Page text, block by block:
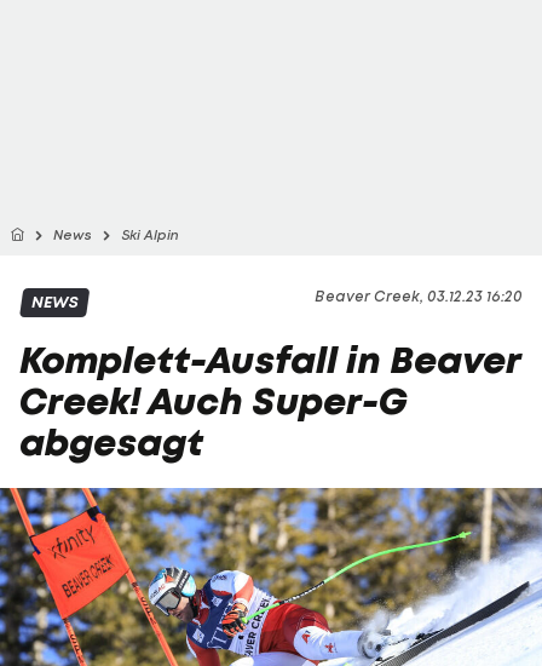
News Ski Alpin
Beaver Creek, 03.12.23 16:20
NEWS
Komplett-Ausfall in Beaver
Creek! Auch Super-G
abgesagt